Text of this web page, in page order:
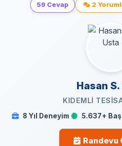
59 Cevap 2
Hasan
KIDEMLI
8 Yıl Deneyim 5.637+
Randevu